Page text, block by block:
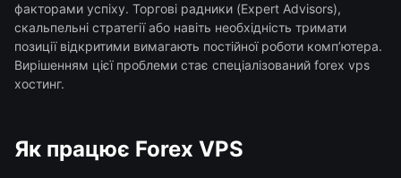
факторами успіху. Торгові радники (Expert Advisors),
скальпельні стратегії або навіть необхідність тримати
позиції відкритими вимагають постійної роботи комп’ютера.
Вирішенням цієї проблеми стає спеціалізований forex vps
хостинг.
Як працює Forex VPS